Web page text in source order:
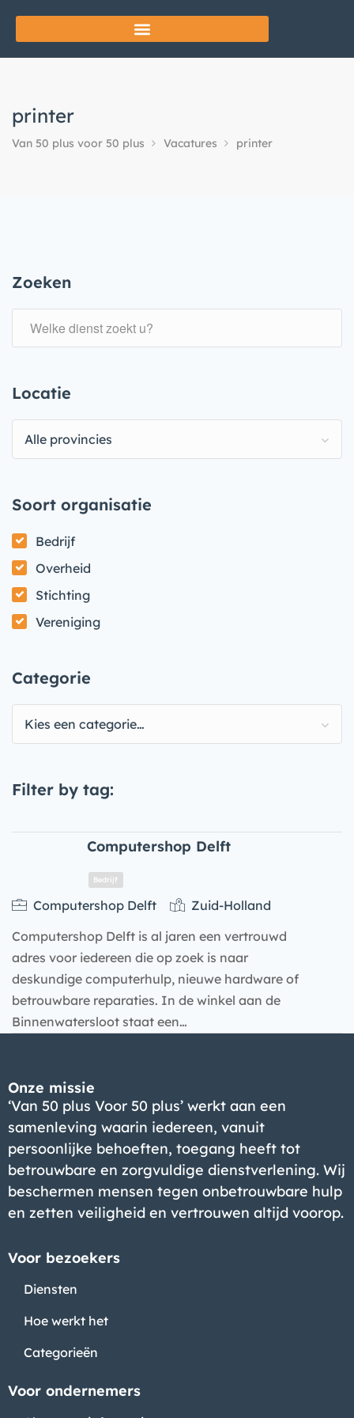
printer
Van 50 plus voor 50 plus Vacatures printer
Zoeken
Locatie
Alle provincies
Soort organisatie
Bedrijf
Overheid
Stichting
Vereniging
Categorie
Kies een categorie…
Filter by tag:
Computershop Delft
Bedrijf
Computershop Delft
Zuid-Holland
Computershop Delft is al jaren een vertrouwd
adres voor iedereen die op zoek is naar
deskundige computerhulp, nieuwe hardware of
betrouwbare reparaties. In de winkel aan de
Binnenwatersloot staat een…
Onze missie
‘Van 50 plus Voor 50 plus’ werkt aan een
samenleving waarin iedereen, vanuit
persoonlijke behoeften, toegang heeft tot
betrouwbare en zorgvuldige dienstverlening. Wij
beschermen mensen tegen onbetrouwbare hulp
en zetten veiligheid en vertrouwen altijd voorop.
Voor bezoekers
Diensten
Hoe werkt het
Categorieën
Voor ondernemers